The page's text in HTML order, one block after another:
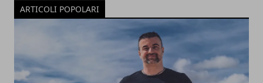
ARTICOLI POPOLARI